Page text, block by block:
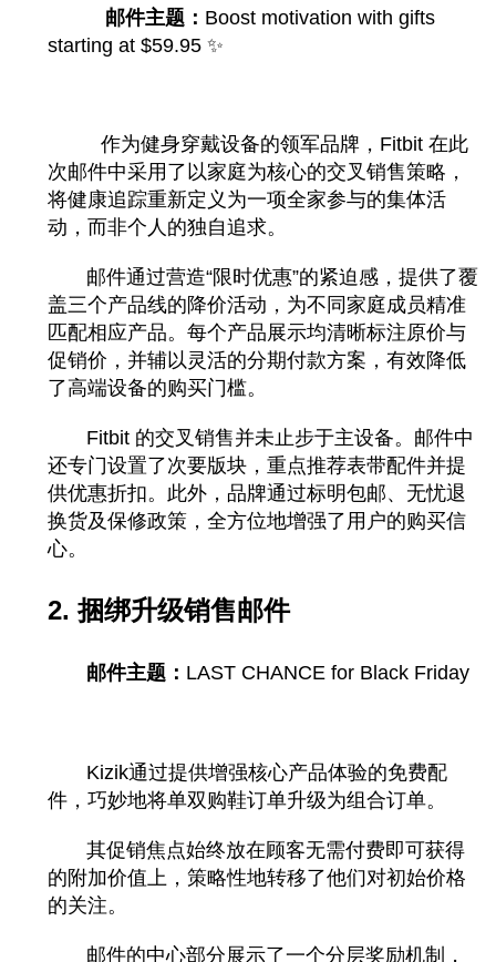
邮件主题： Boost motivation with gifts
starting at $59.95 ✨
作为健身穿戴设备的领军品牌，Fitbit 在此
次邮件中采用了以家庭为核心的交叉销售策略，
将健康追踪重新定义为一项全家参与的集体活
动，而非个人的独自追求。
邮件通过营造“限时优惠”的紧迫感，提供了覆
盖三个产品线的降价活动，为不同家庭成员精准
匹配相应产品。每个产品展示均清晰标注原价与
促销价，并辅以灵活的分期付款方案，有效降低
了高端设备的购买门槛。
Fitbit 的交叉销售并未止步于主设备。邮件中
还专门设置了次要版块，重点推荐表带配件并提
供优惠折扣。此外，品牌通过标明包邮、无忧退
换货及保修政策，全方位地增强了用户的购买信
心。
2. 捆绑升级销售邮件
邮件主题： LAST CHANCE for Black Friday
Kizik通过提供增强核心产品体验的免费配
件，巧妙地将单双购鞋订单升级为组合订单。
其促销焦点始终放在顾客无需付费即可获得
的附加价值上，策略性地转移了他们对初始价格
的关注。
邮件的中心部分展示了一个分层奖励机制，